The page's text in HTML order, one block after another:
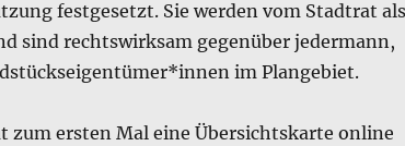
festgesetzt. Sie werden vom Stadtrat als
sind rechtswirksam gegenüber jedermann,
im Plangebiet.
zum ersten Mal eine Übersichtskarte online